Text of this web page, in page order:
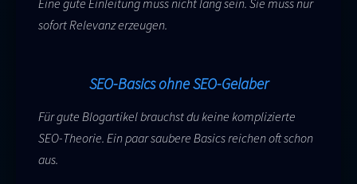
sofort Relevanz erzeugen.
SEO-Basics ohne SEO-Gelaber
Für gute Blogartikel brauchst du keine komplizierte
SEO-Theorie. Ein paar saubere Basics reichen oft schon
aus.